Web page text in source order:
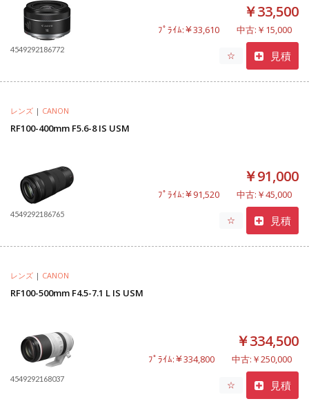
4549292186772
￥33,500
ﾌﾟﾗｲﾑ:￥33,610 中古:￥15,000
☆ 見積
レンズ | CANON
RF100-400mm F5.6-8 IS USM
4549292186765
￥91,000
ﾌﾟﾗｲﾑ:￥91,520 中古:￥45,000
☆ 見積
レンズ | CANON
RF100-500mm F4.5-7.1 L IS USM
4549292168037
￥334,500
ﾌﾟﾗｲﾑ:￥334,800 中古:￥250,000
☆ 見積